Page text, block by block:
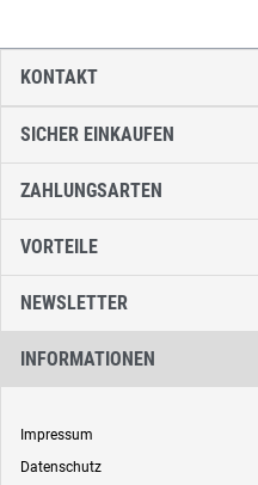
SICHER EINKAUFEN
ZAHLUNGSARTEN
VORTEILE
NEWSLETTER
INFORMATIONEN
Impressum
Datenschutz
KONTAKT